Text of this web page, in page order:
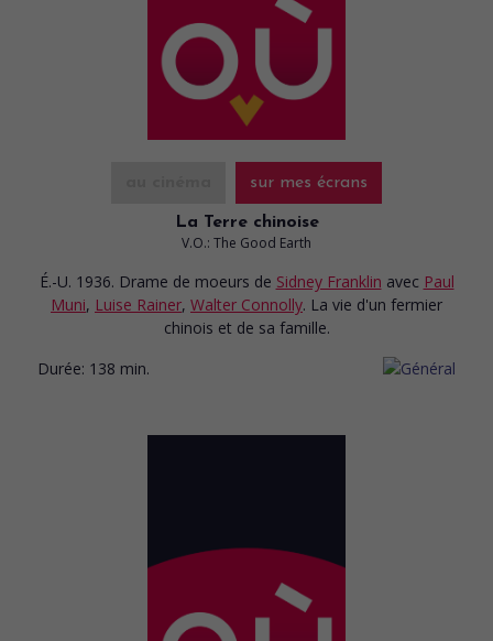
sur mes écrans
La Terre chinoise
V.O.: The Good Earth
É.-U. 1936. Drame de moeurs de Sidney Franklin avec Paul
Muni, Luise Rainer, Walter Connolly. La vie d'un fermier
chinois et de sa famille.
Durée: 138 min.